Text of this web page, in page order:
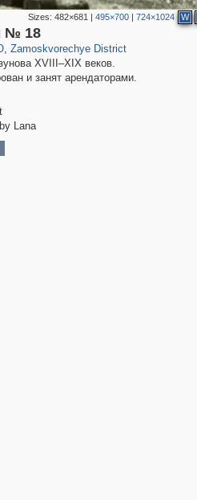
Sizes:482×681 |495×700 |724×1024 W
№ 18
, Zamoskvorechye District
6,190
XVIII–XIX веков.
и занят арендаторами.
Lana